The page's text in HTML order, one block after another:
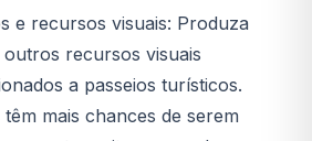
e recursos visuais: Produza
recursos visuais
a passeios turísticos.
mais chances de serem